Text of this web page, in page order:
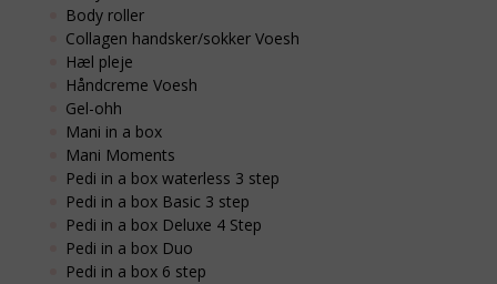
Body roller
Collagen handsker/sokker Voesh
Hæl pleje
Håndcreme Voesh
Gel-ohh
Mani in a box
Mani Moments
Pedi in a box waterless 3 step
Pedi in a box Basic 3 step
Pedi in a box Deluxe 4 Step
Pedi in a box Duo
Pedi in a box 6 step